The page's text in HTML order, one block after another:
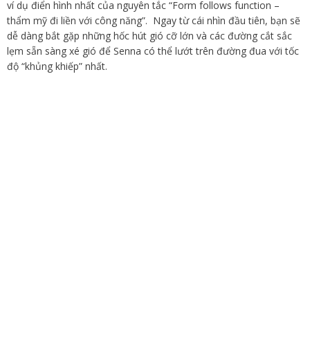
ví dụ điển hình nhất của nguyên tắc “Form follows function –
thẩm mỹ đi liền với công năng”. Ngay từ cái nhìn đầu tiên, bạn sẽ
dễ dàng bắt gặp những hốc hút gió cỡ lớn và các đường cắt sắc
lẹm sẵn sàng xé gió để Senna có thể lướt trên đường đua với tốc
độ “khủng khiếp” nhất.